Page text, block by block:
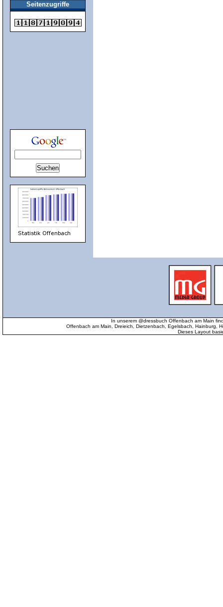
Seitenzugriffe
In unserem @dressbuch Offenbach am Main
Offenbach am Main, Dreieich, Dietzenbach, Egelsbach, Hainburg,
Dieses Layout